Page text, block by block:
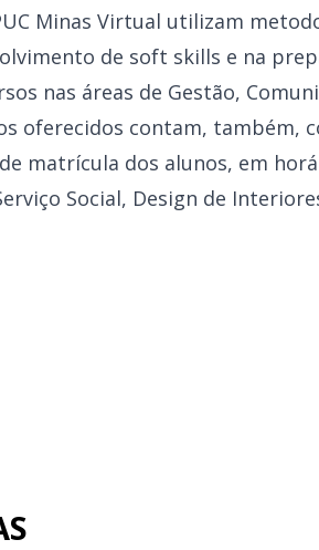
Minas Virtual utilizam
de soft skills e na
nas áreas de Gestão,
oferecidos contam, também,
matrícula dos alunos, em
Social, Design de